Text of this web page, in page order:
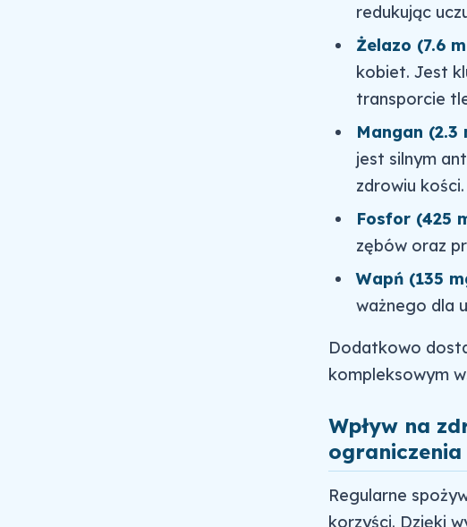
redukując
Żelazo (7.6
kobiet. Jest
transporcie
Mangan (2.3
jest silnym
zdrowiu kości.
Fosfor (425
zębów oraz
Wapń (135
ważnego dla
Dodatkowo
kompleksowym
Wpływ na
ograniczenia
Regularne
korzyści. Dzięki